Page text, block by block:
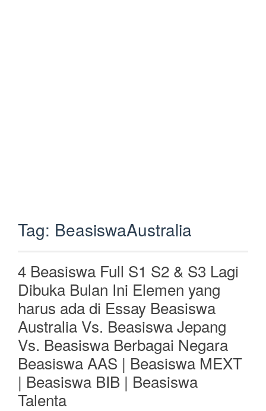
Tag: BeasiswaAustralia
4 Beasiswa Full S1 S2 & S3 Lagi
Dibuka Bulan Ini Elemen yang
harus ada di Essay Beasiswa
Australia Vs. Beasiswa Jepang
Vs. Beasiswa Berbagai Negara
Beasiswa AAS | Beasiswa MEXT
| Beasiswa BIB | Beasiswa
Talenta